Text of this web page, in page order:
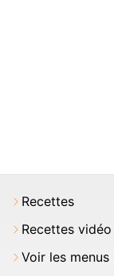
Recettes
Recettes vidéo
Voir les menus